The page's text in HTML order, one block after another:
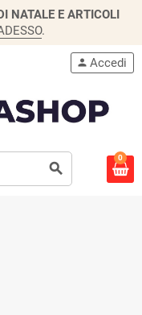
NATALE E ARTICOLI
.
search
person Accedi
0